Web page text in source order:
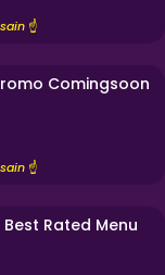
☝️
Comingsoon
☝️
Best Rated Menu